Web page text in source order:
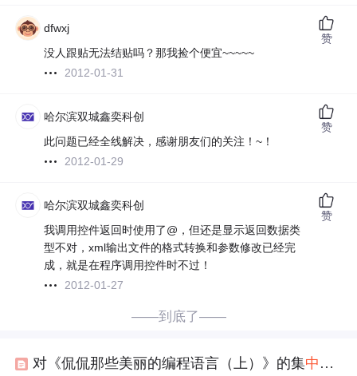
dfwxj
没人跟贴无法结贴吗？那我捡个便宜~~~~~
2012-01-31
赞
哈尔滨双城鑫奕科创
此问题已经全线解决，感谢朋友们的关注！~！
2012-01-29
赞
哈尔滨双城鑫奕科创
我调用控件返回时使用了@，但还是显示返回数据类
型不对，xml输出文件的格式转换和参数修改已经完
成，就是在程序调用控件时不过！
2012-01-27
赞
——到底了——
对《侃侃那些美丽的编程语言（上）》的集中 回复